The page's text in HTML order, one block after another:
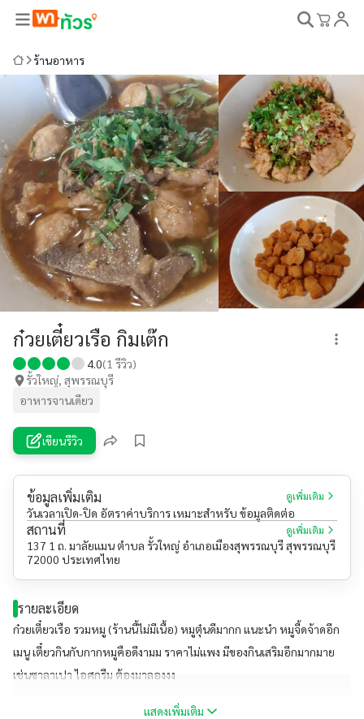
ร้านอาหาร
ก๋วยเตี๋ยวเรือ กิมเต๊ก
4.0(1 รีวิว)
รั้วใหญ่, สุพรรณบุรี
อาหารจานเดียว
เขียนรีวิว
ข้อมูลเพิ่มเติม ดูเพิ่มเติม
วันเวลาเปิด-ปิด อัตราค่าบริการ เหมาะสำหรับ ข้อมูลติดต่อ
สถานที่ ดูเพิ่มเติม
137 1 ถ. มาลัยแมน ตำบล รั้วใหญ่ อำเภอเมืองสุพรรณบุรี สุพรรณบุรี
72000 ประเทศไทย
รายละเอียด
ก๋วยเตี๋ยวเรือ รวมหมู (ร้านนี้ไม่มีเนื้อ) หมูตุ๋นดีมากก แนะนำ หมูจี้ดจ้าดอีก
เมนู เตี๋ยวกินกับกากหมูคือดีงามม ราคาไม่แพง มีของกินเสริมอีกมากมาย
เช่นซาลาเปา ไอศกรีม ต้องมาลองงง
แสดงเพิ่มเติม